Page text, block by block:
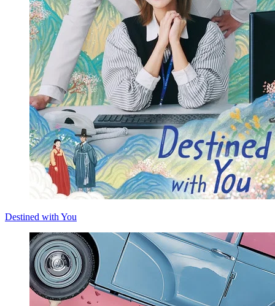
Destined with You